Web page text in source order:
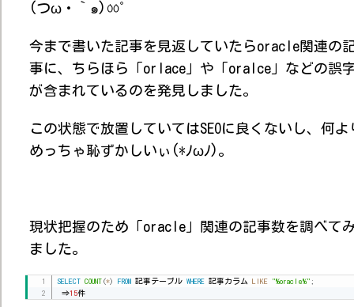
(つω・｀๑)ㆀﾟ
今まで書いた記事を見返していたらoracle関連の
事に、ちらほら「orlace」や「oralce」などの誤
が含まれているのを発見しました。
この状態で放置していてはSEOに良くないし、何よ
めっちゃ恥ずかしいぃ(*ﾉωﾉ)。
現状把握のため「oracle」関連の記事数を調べて
ました。
SELECT COUNT (*) FROM 記事テーブル WHERE 記事カラム LIKE "%oracle%" ;
⇒15件